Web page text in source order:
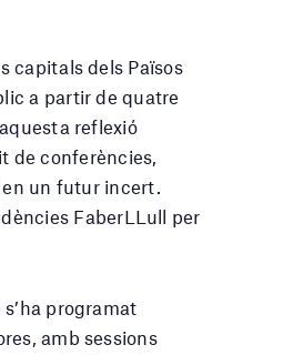
capitals dels Països
a partir de quatre
reflexió
de conferències,
un futur incert.
FaberLLull per
programat
amb sessions